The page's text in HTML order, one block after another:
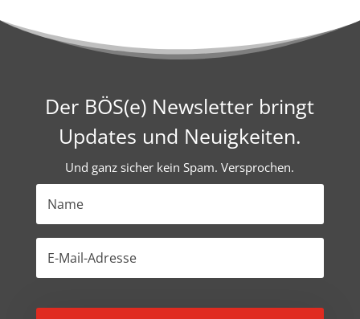
Der BÖS(e) Newsletter bringt
Updates und Neuigkeiten.
Und ganz sicher kein Spam. Versprochen.